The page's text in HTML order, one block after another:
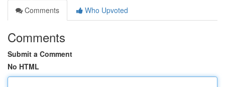
Comments
Who Upvoted
Comments
Submit a Comment
No HTML